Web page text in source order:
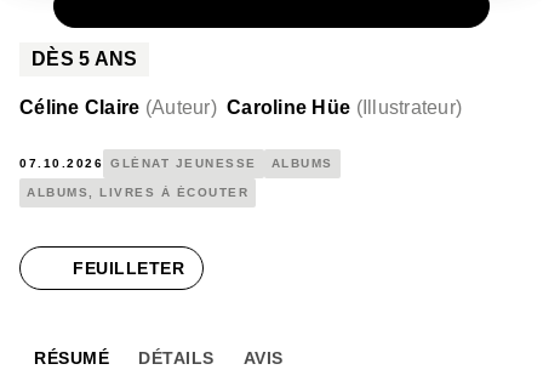
DÈS5 ANS
Céline Claire (Auteur) Caroline Hüe (Illustrateur)
07.10.2026 GLÉNAT JEUNESSE ALBUMS
ALBUMS, LIVRES À ÉCOUTER
FEUILLETER
RÉSUMÉ DÉTAILS AVIS